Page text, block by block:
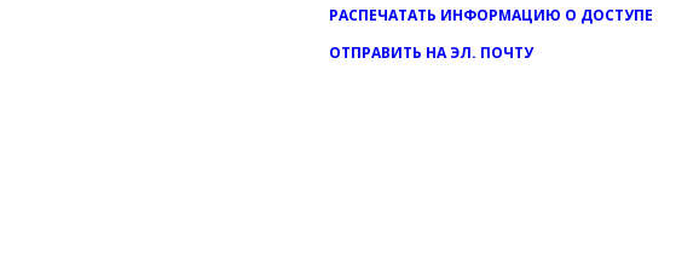
РАСПЕЧАТАТЬ ИНФОРМАЦИЮ О ДОСТУПЕ
ОТПРАВИТЬ НА ЭЛ. ПОЧТУ